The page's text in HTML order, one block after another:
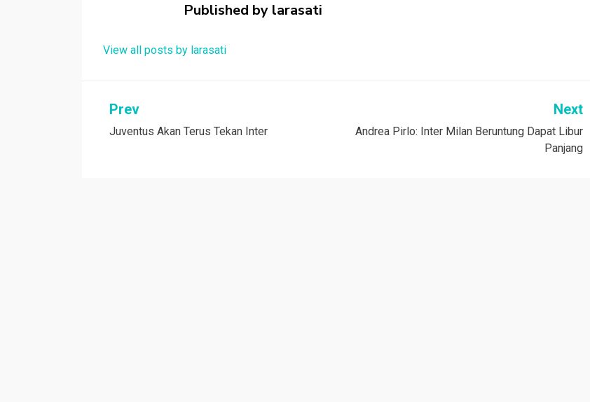
Published by larasati
View all posts by larasati
Navigasi
pos
Prev
Juventus Akan Terus Tekan Inter
Next
Andrea Pirlo: Inter Milan Beruntung Dapat Libur
Panjang